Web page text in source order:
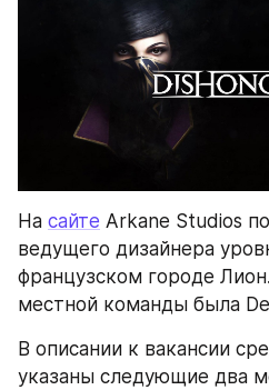
На сайте Arkane Studios
ведущего дизайнера
французском городе
местной команды была
В описании к вакансии
указаны следующие два